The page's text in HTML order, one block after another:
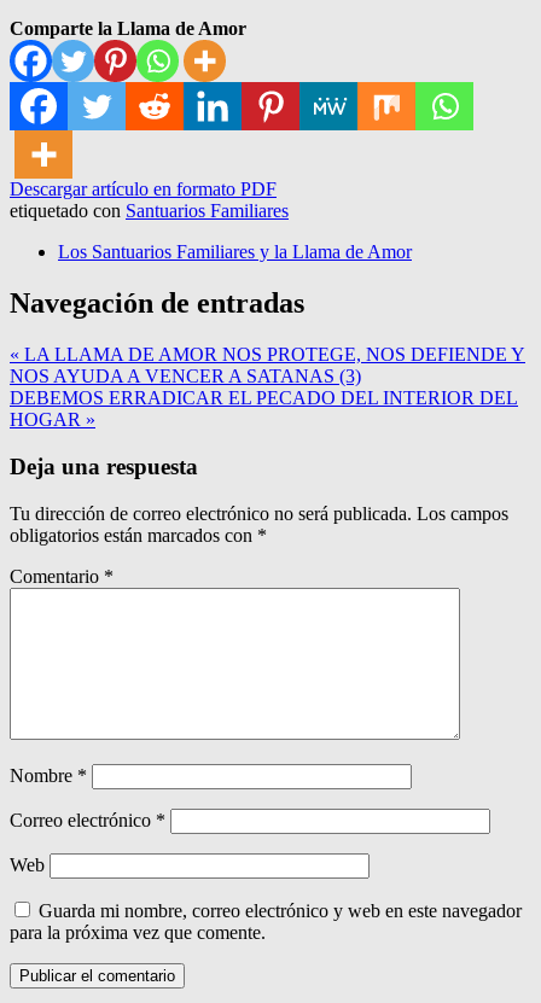
Comparte la Llama de Amor
Descargar artículo en formato PDF
etiquetado con Santuarios Familiares
Los Santuarios Familiares y la Llama de Amor
Navegación de entradas
« LA LLAMA DE AMOR NOS PROTEGE, NOS DEFIENDE Y
NOS AYUDA A VENCER A SATANAS (3)
DEBEMOS ERRADICAR EL PECADO DEL INTERIOR DEL
HOGAR »
Deja una respuesta
Tu dirección de correo electrónico no será publicada. Los campos
obligatorios están marcados con *
Comentario *
Nombre *
Correo electrónico *
Web
Guarda mi nombre, correo electrónico y web en este navegador
para la próxima vez que comente.